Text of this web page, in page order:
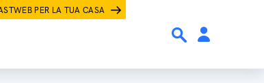
PER LA TUA CASA